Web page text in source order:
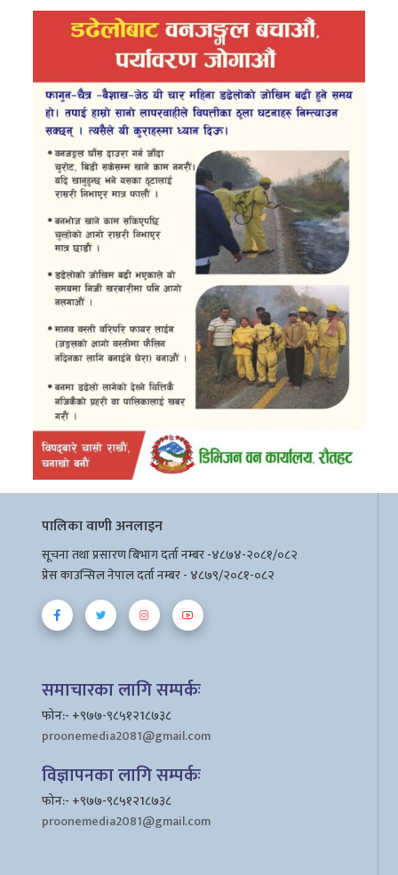
पालिका वाणी अनलाइन
सूचना तथा प्रसारण बिभाग दर्ता नम्बर -४८७४-२०८१/०८२
प्रेस काउन्सिल नेपाल दर्ता नम्बर - ४८७९/२०८१-०८२
समाचारका लागि सम्पर्कः
फोन:- +९७७-९८५१२1८७३८
proonemedia2081@gmail.com
विज्ञापनका लागि सम्पर्कः
फोन:- +९७७-९८५१२1८७३८
proonemedia2081@gmail.com